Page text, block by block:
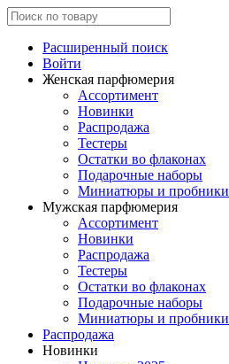
Расширенный поиск
Войти
Женская парфюмерия
Ассортимент
Новинки
Распродажа
Тестеры
Остатки во флаконах
Подарочные наборы
Миниатюры и пробники
Мужская парфюмерия
Ассортимент
Новинки
Распродажа
Тестеры
Остатки во флаконах
Подарочные наборы
Миниатюры и пробники
Распродажа
Новинки